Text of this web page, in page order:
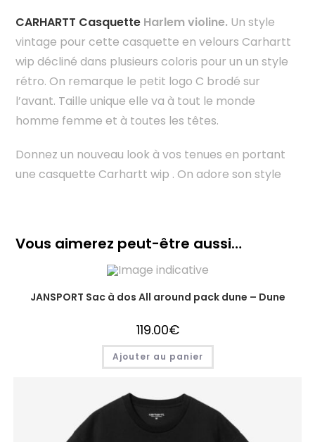
CARHARTT Casquette Harlem violine. Un style
vintage pour cette casquette en velours Carhartt
wip décliné dans plusieurs coloris pour un un style
rétro. On remarque le petit logo C brodé sur
l’avant. Taille unique elle va à tout le monde
homme femme et à toutes les têtes.
Donnez un nouveau look à vos tenues en portant
une casquette Carhartt wip . On adore son style
Vous aimerez peut-être aussi…
JANSPORT Sac à dos All around pack dune – Dune
119.00€
Ajouter au panier